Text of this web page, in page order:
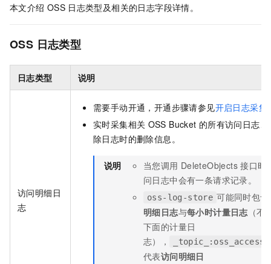
本文介绍 OSS 日志类型及相关的日志字段详情。
OSS 日志类型
日志类型 说明
访问明细日
志
需要手动开通，开通步骤请参见开启日志采集
实时采集相关 OSS Bucket 的所有访问日志
除日志时的删除信息。
说明 当您调用 DeleteObjects 接口时
问日志中会有一条请求记录。
oss-log-store 可能同时包含
明细日志与每小时计量日志 （不
下面的计量日
志），
代表访问明细日